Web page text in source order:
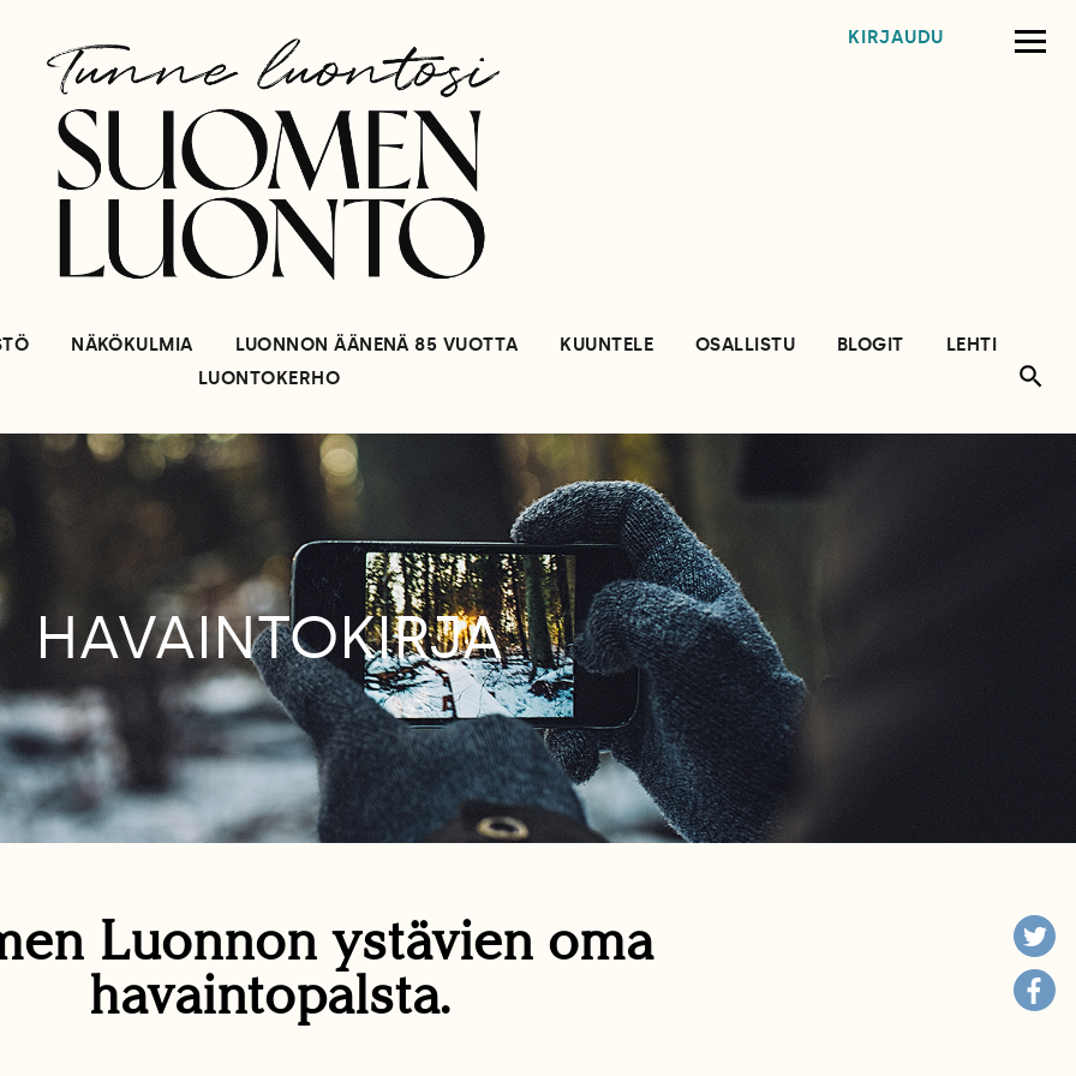
KIRJAUDU
NÄKÖKULMIA LUONNON ÄÄNENÄ 85 VUOTTA KUUNTELE OSALLISTU BLOGIT
LEHTI
LUONTOKERHO
HAVAINTOKIRJA
Luonnon ystävien oma
havaintopalsta.